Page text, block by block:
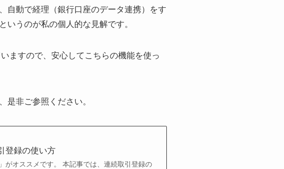
自動で経理（銀行口座のデータ連携）をす
いうのが私の個人的な見解です。
ますので、安心してこちらの機能を使っ
是非ご参照ください。
登録の使い方
がオススメです。 本記事では、連続取引登録の